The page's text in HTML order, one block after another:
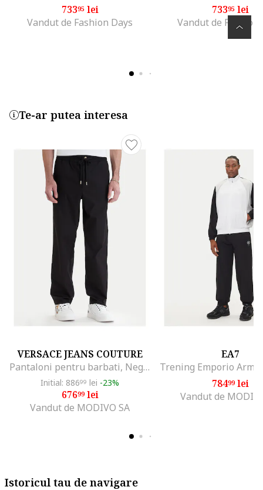
73395lei
Vandut de Fashion Days
73395lei
Vandut de Fashion
Te-ar putea interesa
VERSACE JEANS COUTURE
Pantaloni pentru barbati, Negru
Initial: 88699 lei -23%
67699lei
Vandut de MODIVO SA
EA7
78499lei
Vandut de
Istoricul tau de navigare